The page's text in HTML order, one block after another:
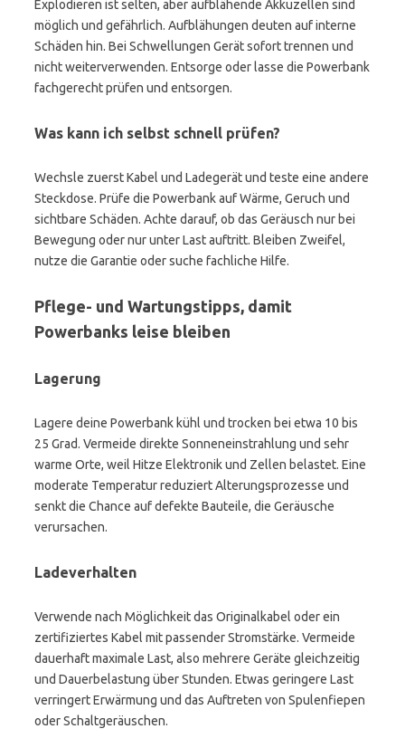
Explodieren ist selten, aber aufblähende Akkuzellen sind
möglich und gefährlich. Aufblähungen deuten auf interne
Schäden hin. Bei Schwellungen Gerät sofort trennen und
nicht weiterverwenden. Entsorge oder lasse die Powerbank
fachgerecht prüfen und entsorgen.
Was kann ich selbst schnell prüfen?
Wechsle zuerst Kabel und Ladegerät und teste eine andere
Steckdose. Prüfe die Powerbank auf Wärme, Geruch und
sichtbare Schäden. Achte darauf, ob das Geräusch nur bei
Bewegung oder nur unter Last auftritt. Bleiben Zweifel,
nutze die Garantie oder suche fachliche Hilfe.
Pflege- und Wartungstipps, damit
Powerbanks leise bleiben
Lagerung
Lagere deine Powerbank kühl und trocken bei etwa 10 bis
25 Grad. Vermeide direkte Sonneneinstrahlung und sehr
warme Orte, weil Hitze Elektronik und Zellen belastet. Eine
moderate Temperatur reduziert Alterungsprozesse und
senkt die Chance auf defekte Bauteile, die Geräusche
verursachen.
Ladeverhalten
Verwende nach Möglichkeit das Originalkabel oder ein
zertifiziertes Kabel mit passender Stromstärke. Vermeide
dauerhaft maximale Last, also mehrere Geräte gleichzeitig
und Dauerbelastung über Stunden. Etwas geringere Last
verringert Erwärmung und das Auftreten von Spulenfiepen
oder Schaltgeräuschen.